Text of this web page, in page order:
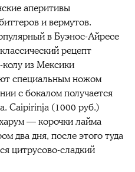
аперитивы
и вермутов.
в Буэнос-Айресе
рецепт
из Мексики
специальным ножом
с бокалом получается
Caipirinja (1000 руб.)
— корочки лайма
два дня, после этого туда
цитрусово-сладкий